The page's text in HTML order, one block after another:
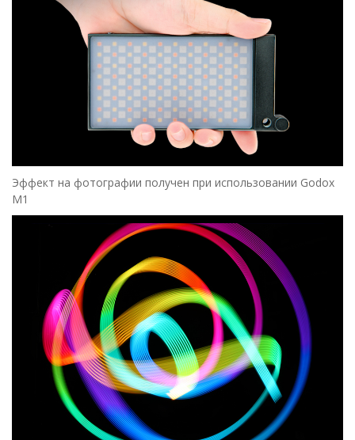
Эффект на фотографии получен при использовании Godox
M1